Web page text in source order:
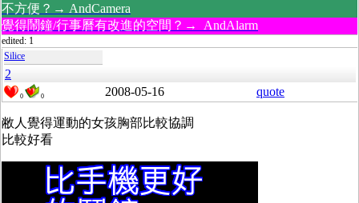
不方便？→ AndCamera
覺得鬧鐘/行事曆有改進的空間？→ AndAlarm
edited: 1
Silice
2
0 0 2008-05-16 quote
敝人覺得運動的女孩胸部比較協調
比較好看